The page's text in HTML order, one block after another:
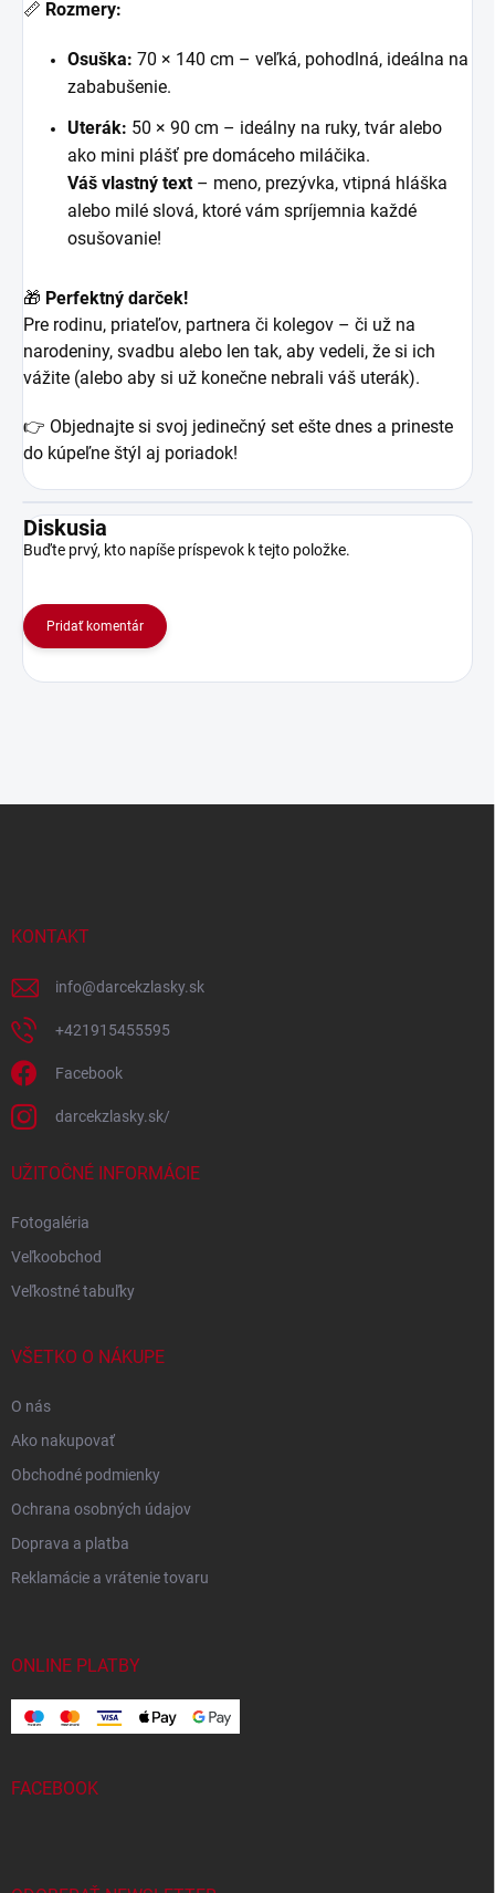
📏 Rozmery:
Osuška: 70 × 140 cm – veľká, pohodlná, ideálna na
zababušenie.
Uterák: 50 × 90 cm – ideálny na ruky, tvár alebo
ako mini plášť pre domáceho miláčika.
Váš vlastný text– meno, prezývka, vtipná hláška
alebo milé slová, ktoré vám spríjemnia každé
osušovanie!
🎁 Perfektný darček!
Pre rodinu, priateľov, partnera či kolegov – či už na
narodeniny, svadbu alebo len tak, aby vedeli, že si ich
vážite (alebo aby si už konečne nebrali váš uterák).
👉 Objednajte si svoj jedinečný set ešte dnes a prineste
do kúpeľne štýl aj poriadok!
Diskusia
Buďte prvý, kto napíše príspevok k tejto položke.
Pridať komentár
KONTAKT
info@darcekzlasky.sk
+421915455595
Facebook
darcekzlasky.sk/
UŽITOČNÉ INFORMÁCIE
Fotogaléria
Veľkoobchod
Veľkostné tabuľky
VŠETKO O NÁKUPE
O nás
Ako nakupovať
Obchodné podmienky
Ochrana osobných údajov
Doprava a platba
Reklamácie a vrátenie tovaru
ONLINE PLATBY
FACEBOOK